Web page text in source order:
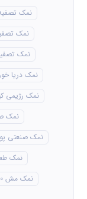
نمک
نمک
نمک
نمک دریا
نمک رژیمی
نمک
نمک صنعتی
نمک
نمک مش 130